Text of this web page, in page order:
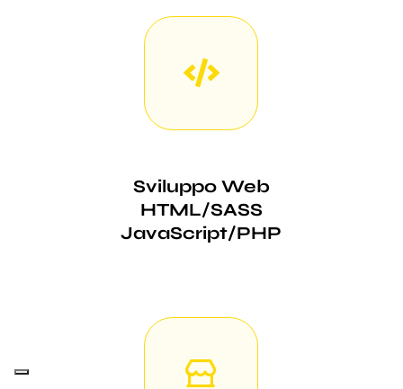
Sviluppo Web
HTML/SASS
JavaScript/PHP